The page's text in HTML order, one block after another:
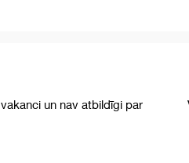
un nav atbildīgi par